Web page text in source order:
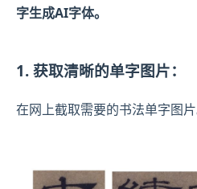
字生成AI字体。
1. 获取清晰的单字图片：
在网上截取需要的书法单字图片